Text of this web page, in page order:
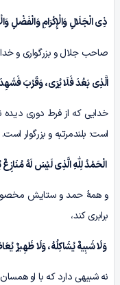
ذِى الْجَلَالِ وَالْإِکْرَامِ وَالْفَضْلِ
صاحب جلال و بزرگواری و
الَّذِی بَعُدَ فَلَا یُرَى، وَقَرُبَ
خدایی که از فرط دوری
است؛ بلندمرتبه و بزرگوار است.
الْحَمْدُ لِلّٰهِ الَّذِی لَیْسَ لَهُ مُنَازِعٌ
و همۀ حمد و ستایش
برابری کند،
وَلَا شَبِیهٌ یُشَاکِلُهُ، وَلَا ظَهِیرٌ
نه شبیهی دارد که با او